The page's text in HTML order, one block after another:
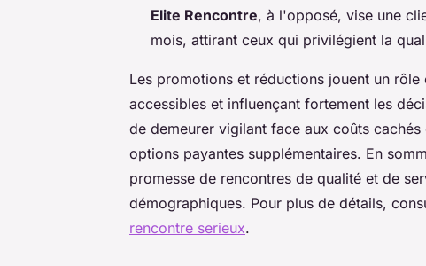
Elite Rencontre, à l'opposé, vise une
mois, attirant ceux qui privilégient la
Les promotions et réductions jouent un
accessibles et influençant fortement les
de demeurer vigilant face aux coûts
options payantes supplémentaires. En
promesse de rencontres de qualité et de
démographiques. Pour plus de détails,
rencontre serieux.